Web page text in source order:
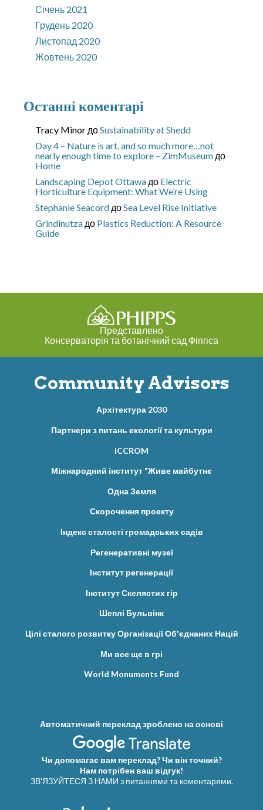
Січень 2021
Грудень 2020
Листопад 2020
Жовтень 2020
Останні коментарі
Tracy Minor доSustainability at Shedd
Day 4 – Nature is art, and so much more…not
nearly enough time to explore – ZimMuseum до
Home
Landscaping Depot Ottawa до Electric
Horticulture Equipment: What We’re Using
Stephanie Seacord доSea Level Rise Initiative
Grindinutza до Plastics Reduction: A Resource
Guide
Представлено
Консерваторія та ботанічний сад Фіппса
Community Advisors
Архітектура 2030
Партнери з питань екології та культури
ICCROM
Міжнародний інститут "Живе майбутнє
Одна Земля
Скорочення проекту
Індекс сталості громадських садів
Регенеративні музеї
Інститут регенерації
Інститут Скелястих гір
Шеплі Бульвінк
Цілі сталого розвитку Організації Об'єднаних Націй
Ми все ще в грі
World Monuments Fund
Автоматичний переклад зроблено на основі
Чи допомагає вам переклад? Чи він точний?
Нам потрібен ваш відгук!
ЗВ'ЯЗУЙТЕСЯ З НАМИ з питаннями та коментарями.